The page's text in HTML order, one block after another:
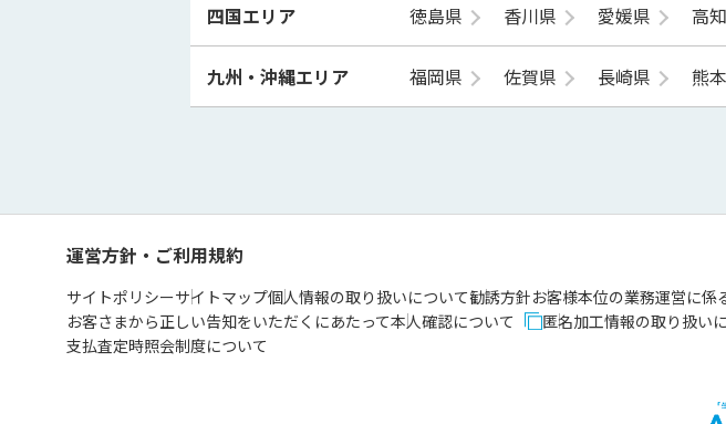
四国エリア 徳島県 香川県 愛媛県 高
九州・沖縄エリア 福岡県 佐賀県 長崎県 熊
運営方針・ご利用規約
サイトポリシーサイトマップ個人情報の取り扱いについて勧誘方針お客様本位の業務運営に係
お客さまから正しい告知をいただくにあたって本人確認について 匿名加工情報の取り扱い
支払査定時照会制度について